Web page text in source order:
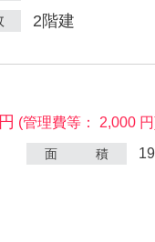
2階建
(管理費等： 2,000
面 積